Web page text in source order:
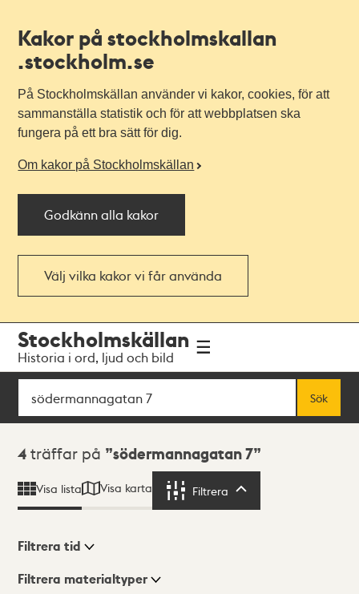
Kakor på stockholmskallan
.stockholm.se
På Stockholmskällan använder vi kakor, cookies, för att
sammanställa statistik och för att webbplatsen ska
fungera på ett bra sätt för dig.
Om kakor på Stockholmskällan
Godkänn alla kakor
Välj vilka kakor vi får använda
navigationen
huvudinnehållet
Stockholmskällan
Historia i ord, ljud och bild
Sök
Sök
Sökresultat
4 träffar på södermannagatan 7
Visa lista Visa karta Filtrera
Visningsläge
Filtrera tid
Filtrera materialtyper